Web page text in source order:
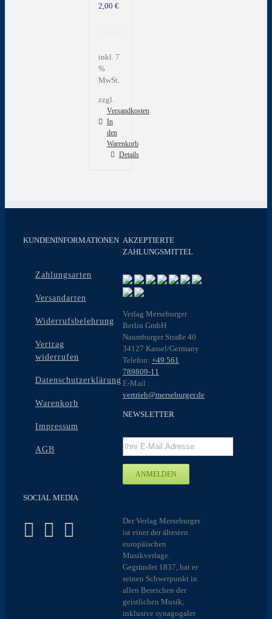
2,00 €
inkl. 7
%
MwSt.
zzgl.
Versandkosten
In
den
Warenkorb
Details
KUNDENINFORMATIONEN
Zahlungsarten
Versandarten
Widerrufsbelehrung
Vertrag
widerrufen
Datenschutzerklärung
Warenkorb
Impressum
AGB
SOCIAL MEDIA
AKZEPTIERTE
ZAHLUNGSMITTEL
Verlag Merseburger
Berlin GmbH
Naumburger Straße 40
34127 Kassel/Germany
Telefon: +49 561
789809-11
E-Mail :
vertrieb@merseburger.de
NEWSLETTER
Der Verlag Merseburger
ist einer der ältesten
europäischen
Musikverlage.
Gegründet 1837, hat er
seinen Schwerpunkt in
allen Bereichen der
geistlichen Musik,
inklusive synagogaler